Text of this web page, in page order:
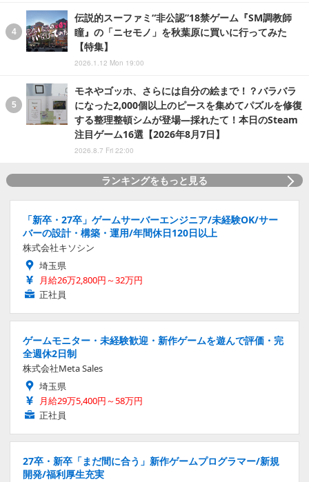
伝説的スーファミ“非公認”18禁ゲーム『SM調教師
瞳』の「ニセモノ」を秋葉原に買いに行ってみた
【特集】
2026.1.12 Mon 19:00
モネやゴッホ、さらには自分の絵まで！？バラバラ
になった2,000個以上のピースを集めてパズルを修復
する整理整頓シムが登場―採れたて！本日のSteam
注目ゲーム16選【2026年8月7日】
2026.8.7 Fri 22:00
ランキングをもっと見る
「新卒・27卒」ゲームサーバーエンジニア/未経験OK/サー
バーの設計・構築・運用/年間休日120日以上
株式会社キソシン
埼玉県
月給26万2,800円～32万円
正社員
ゲームモニター・未経験歓迎・新作ゲームを遊んで評価・完
全週休2日制
株式会社Meta Sales
埼玉県
月給29万5,400円～58万円
正社員
27卒・新卒「まだ間に合う」新作ゲームプログラマー/新規
開発/福利厚生充実